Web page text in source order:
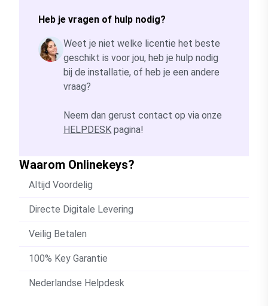
Heb je vragen of hulp nodig?
Weet je niet welke licentie het beste
geschikt is voor jou, heb je hulp nodig
bij de installatie, of heb je een andere
vraag?
Neem dan gerust contact op via onze
HELPDESK pagina!
Waarom Onlinekeys?
Altijd Voordelig
Directe Digitale Levering
Veilig Betalen
100% Key Garantie
Nederlandse Helpdesk